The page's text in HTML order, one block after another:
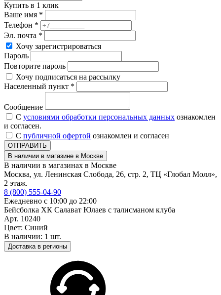
Купить в 1 клик
Ваше имя *
Телефон *
Эл. почта *
Хочу зарегистрироваться
Пароль
Повторите пароль
Хочу подписаться на рассылку
Населенный пункт *
Сообщение
С условиями обработки персональных данных ознакомлен
и согласен.
С публичной офертой ознакомлен и согласен
ОТПРАВИТЬ
В наличии в магазине в Москве
В наличии в магазинах в Москве
Москва, ул. Ленинская Слобода, 26, стр. 2, ТЦ «Глобал Молл»,
2 этаж.
8 (800) 555-04-90
Ежедневно с 10:00 до 22:00
Бейсболка ХК Салават Юлаев с талисманом клуба
Арт. 10240
Цвет: Синий
В наличии: 1 шт.
Доставка в регионы